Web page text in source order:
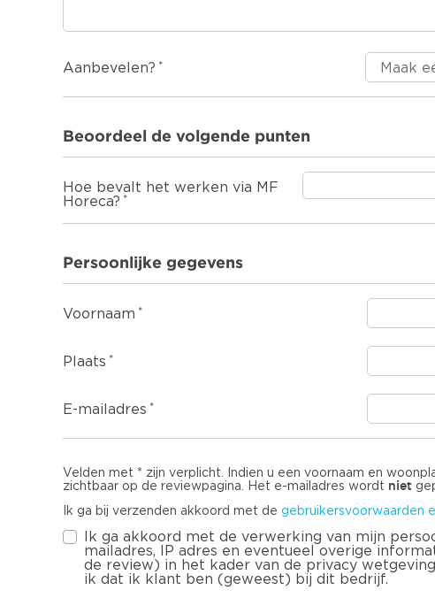
Aanbevelen?
Beoordeel de volgende punten
Hoe bevalt het werken via MF
Horeca?
Persoonlijke gegevens
Voornaam
Plaats
E-mailadres
Velden met * zijn verplicht. Indien u een voornaam en
zichtbaar op de reviewpagina. Het e-mailadres wordt niet
Ik ga bij verzenden akkoord met de gebruikersvoorwaarden
Ik ga akkoord met de verwerking van mijn
mailadres, IP adres en eventueel overige
de review) in het kader van de privacy
ik dat ik klant ben (geweest) bij dit bedrijf.